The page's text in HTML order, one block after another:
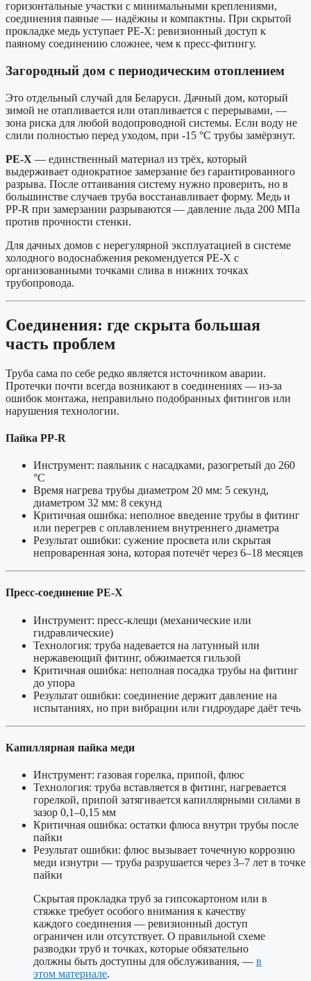
горизонтальные участки с минимальными креплениями,
соединения паяные — надёжны и компактны. При скрытой
прокладке медь уступает PE-X: ревизионный доступ к
паяному соединению сложнее, чем к пресс-фитингу.
Загородный дом с периодическим отоплением
Это отдельный случай для Беларуси. Дачный дом, который
зимой не отапливается или отапливается с перерывами, —
зона риска для любой водопроводной системы. Если воду не
слили полностью перед уходом, при -15 °C трубы замёрзнут.
PE-X — единственный материал из трёх, который
выдерживает однократное замерзание без гарантированного
разрыва. После оттаивания систему нужно проверить, но в
большинстве случаев труба восстанавливает форму. Медь и
PP-R при замерзании разрываются — давление льда 200 МПа
против прочности стенки.
Для дачных домов с нерегулярной эксплуатацией в системе
холодного водоснабжения рекомендуется PE-X с
организованными точками слива в нижних точках
трубопровода.
Соединения: где скрыта большая
часть проблем
Труба сама по себе редко является источником аварии.
Протечки почти всегда возникают в соединениях — из-за
ошибок монтажа, неправильно подобранных фитингов или
нарушения технологии.
Пайка PP-R
Инструмент: паяльник с насадками, разогретый до 260
°C
Время нагрева трубы диаметром 20 мм: 5 секунд,
диаметром 32 мм: 8 секунд
Критичная ошибка: неполное введение трубы в фитинг
или перегрев с оплавлением внутреннего диаметра
Результат ошибки: сужение просвета или скрытая
непроваренная зона, которая потечёт через 6–18 месяцев
Пресс-соединение PE-X
Инструмент: пресс-клещи (механические или
гидравлические)
Технология: труба надевается на латунный или
нержавеющий фитинг, обжимается гильзой
Критичная ошибка: неполная посадка трубы на фитинг
до упора
Результат ошибки: соединение держит давление на
испытаниях, но при вибрации или гидроударе даёт течь
Капиллярная пайка меди
Инструмент: газовая горелка, припой, флюс
Технология: труба вставляется в фитинг, нагревается
горелкой, припой затягивается капиллярными силами в
зазор 0,1–0,15 мм
Критичная ошибка: остатки флюса внутри трубы после
пайки
Результат ошибки: флюс вызывает точечную коррозию
меди изнутри — труба разрушается через 3–7 лет в точке
пайки
Скрытая прокладка труб за гипсокартоном или в
стяжке требует особого внимания к качеству
каждого соединения — ревизионный доступ
ограничен или отсутствует. О правильной схеме
разводки труб и точках, которые обязательно
должны быть доступны для обслуживания, — в
этом материале.